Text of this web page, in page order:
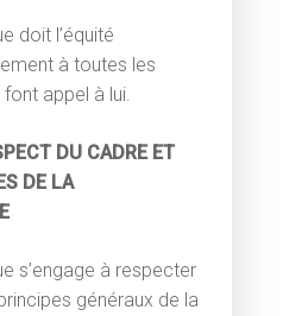
doit l’équité
à toutes les
appel à lui.
DU CADRE ET
DE LA
s’engage à respecter
généraux de la